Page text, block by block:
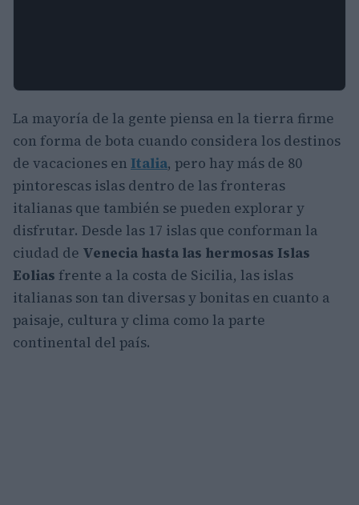
La mayoría de la gente piensa en la tierra firme
con forma de bota cuando considera los destinos
de vacaciones en Italia, pero hay más de 80
pintorescas islas dentro de las fronteras
italianas que también se pueden explorar y
disfrutar. Desde las 17 islas que conforman la
ciudad de Venecia hasta las hermosas Islas
Eolias frente a la costa de Sicilia, las islas
italianas son tan diversas y bonitas en cuanto a
paisaje, cultura y clima como la parte
continental del país.